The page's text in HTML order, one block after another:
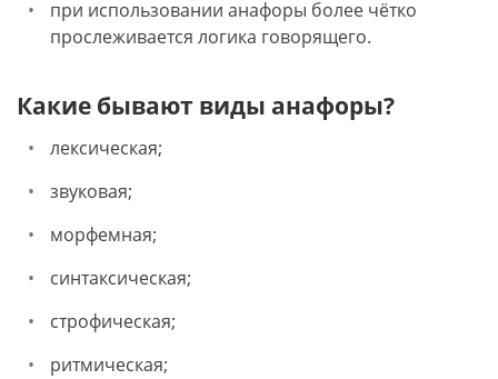
при использовании анафоры более чётко
прослеживается логика говорящего.
Какие бывают виды анафоры?
лексическая;
звуковая;
морфемная;
синтаксическая;
строфическая;
ритмическая;